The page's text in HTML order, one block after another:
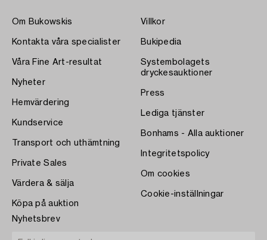
Om Bukowskis
Kontakta våra specialister
Våra Fine Art-resultat
Nyheter
Hemvärdering
Kundservice
Transport och uthämtning
Private Sales
Värdera & sälja
Köpa på auktion
Villkor
Bukipedia
Systembolagets
dryckesauktioner
Press
Lediga tjänster
Bonhams - Alla auktioner
Integritetspolicy
Om cookies
Cookie-inställningar
Nyhetsbrev